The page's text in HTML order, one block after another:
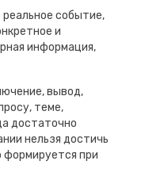
событие,
и
информация,
вывод,
теме,
достаточно
нельзя достичь
формируется при